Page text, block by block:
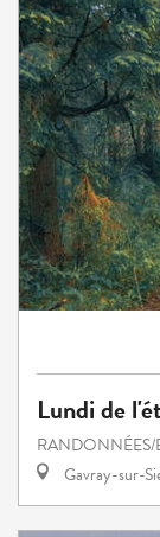
Lundi de
RANDONNÉES/
Gavray-sur-